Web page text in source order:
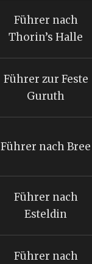
Führer nach
Thorin’s Halle
Führer zur Feste
Guruth
Führer nach Bree
Führer nach
Esteldin
Führer nach